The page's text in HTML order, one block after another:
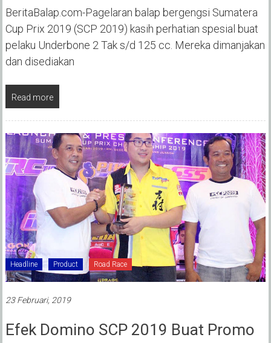
BeritaBalap.com-Pagelaran balap bergengsi Sumatera
Cup Prix 2019 (SCP 2019) kasih perhatian spesial buat
pelaku Underbone 2 Tak s/d 125 cc. Mereka dimanjakan
dan disediakan
Read more
Headline Product Road Race
23 Februari, 2019
Efek Domino SCP 2019 Buat Promo